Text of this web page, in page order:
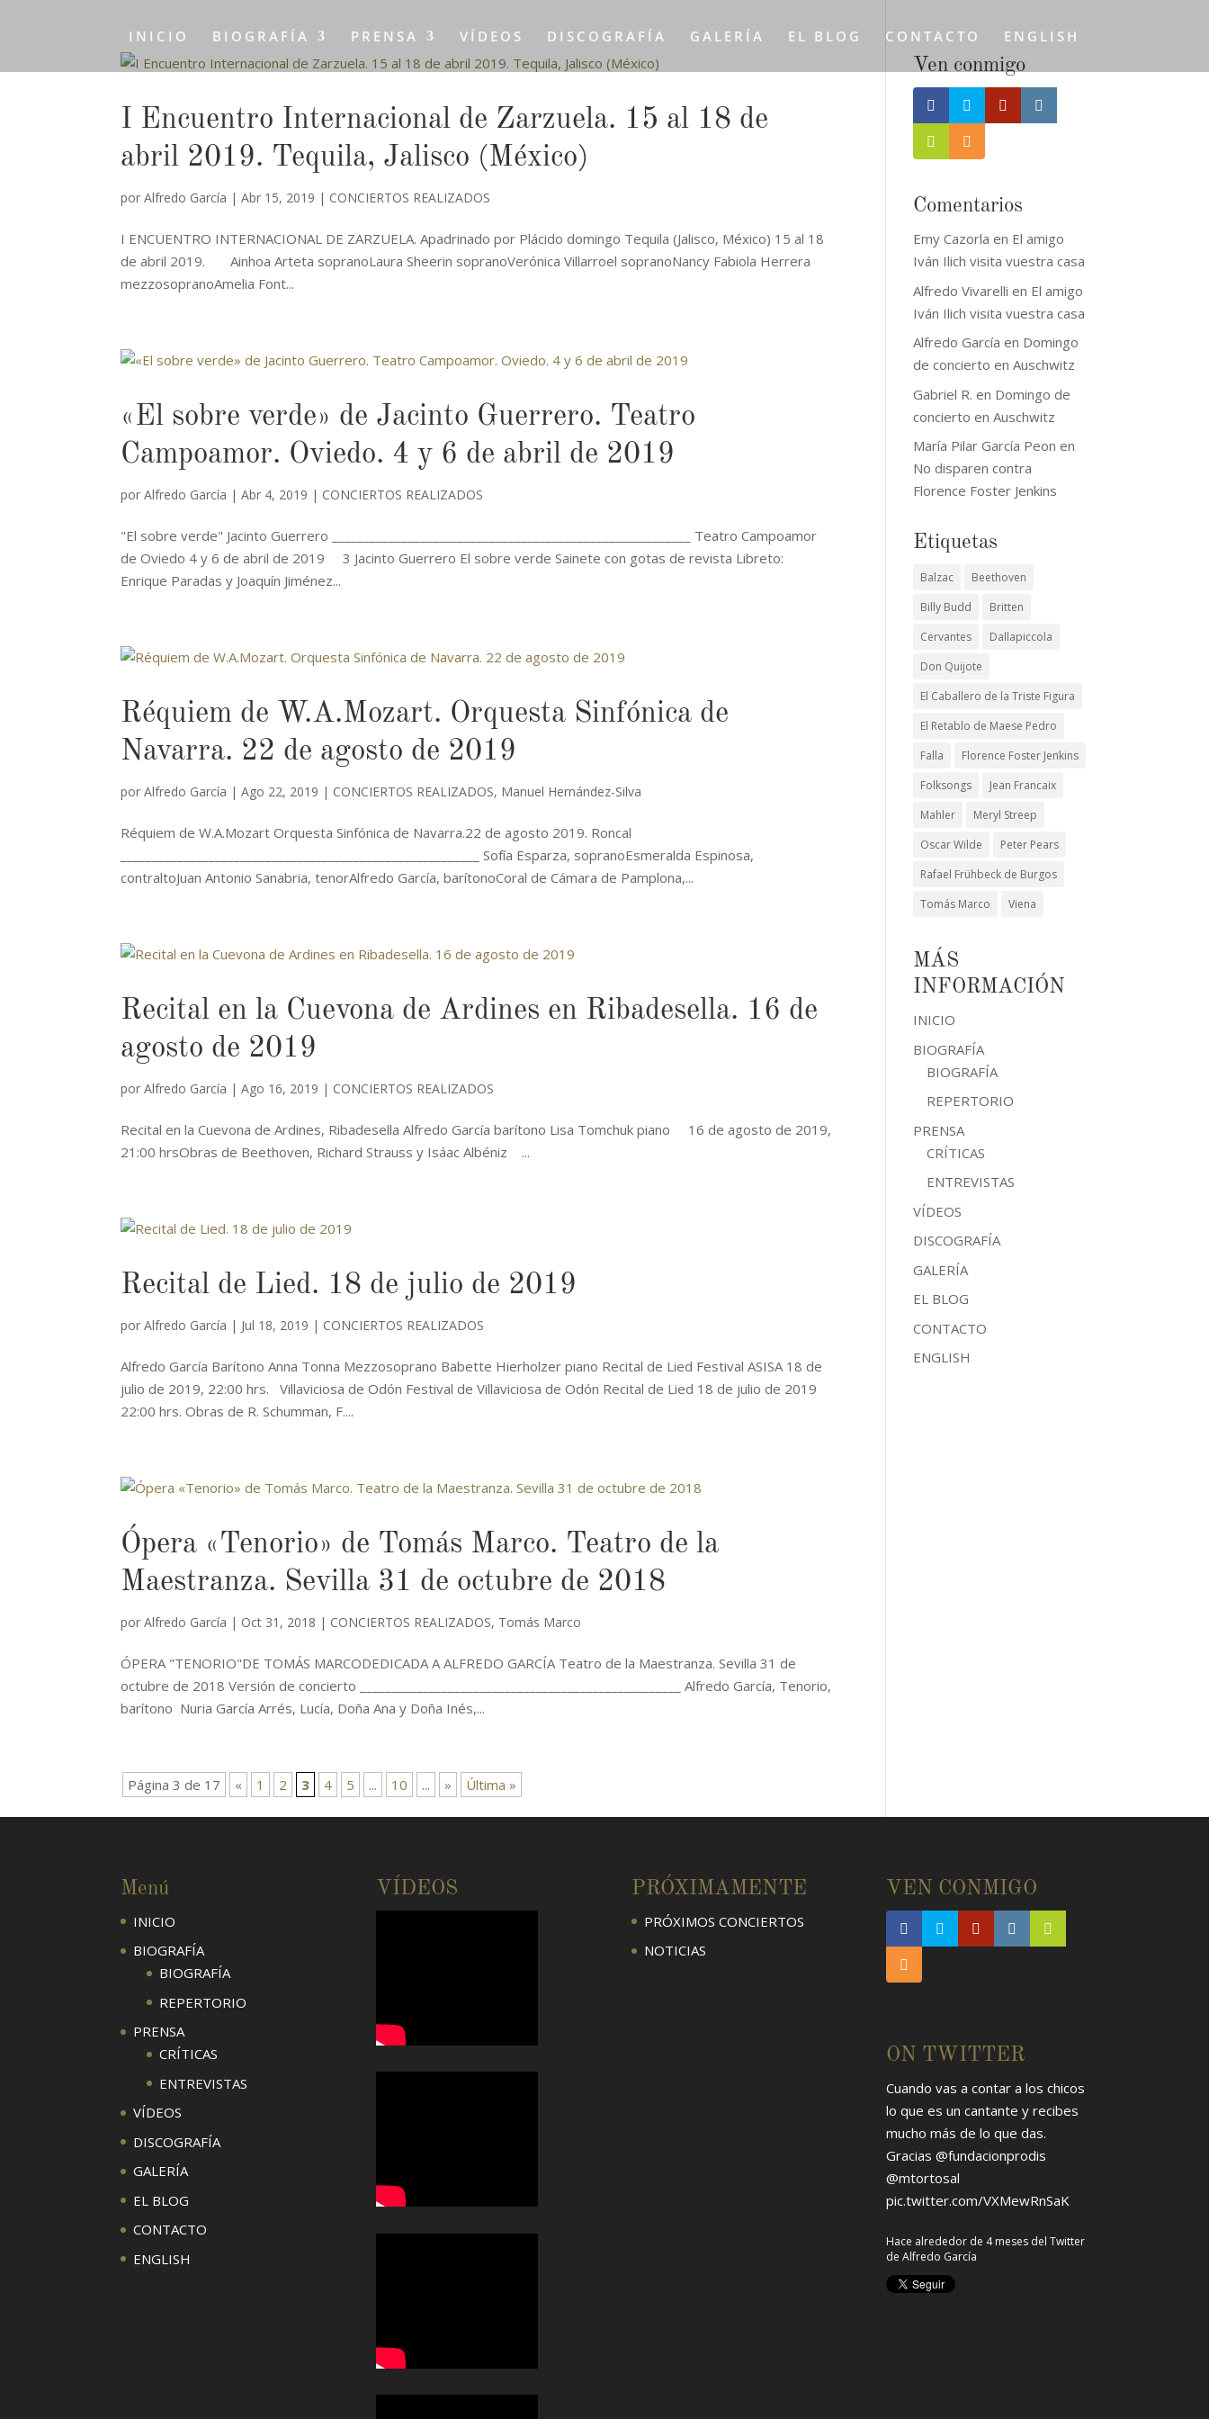
INICIO BIOGRAFÍA PRENSA VÍDEOS DISCOGRAFÍA GALERÍA EL BLOG CONTACTO ENGLISH
I Encuentro Internacional de Zarzuela. 15 al 18 de
abril 2019. Tequila, Jalisco (México)
porAlfredo García |Abr 15, 2019 | CONCIERTOS REALIZADOS
I ENCUENTRO INTERNACIONAL DE ZARZUELA. Apadrinado por Plácido domingo Tequila (Jalisco, México) 15 al 18
de abril 2019. Ainhoa Arteta sopranoLaura Sheerin sopranoVerónica Villarroel sopranoNancy Fabiola Herrera
mezzosopranoAmelia Font...
«El sobre verde» de Jacinto Guerrero. Teatro
Campoamor. Oviedo. 4 y 6 de abril de 2019
porAlfredo García |Abr 4, 2019 | CONCIERTOS REALIZADOS
"El sobre verde" Jacinto Guerrero _________________________________________________________ Teatro Campoamor
de Oviedo 4 y 6 de abril de 2019 3 Jacinto Guerrero El sobre verde Sainete con gotas de revista Libreto:
Enrique Paradas y Joaquín Jiménez...
Réquiem de W.A.Mozart. Orquesta Sinfónica de
Navarra. 22 de agosto de 2019
porAlfredo García |Ago 22, 2019 | CONCIERTOS REALIZADOS, Manuel Hernández-Silva
Réquiem de W.A.Mozart Orquesta Sinfónica de Navarra.22 de agosto 2019. Roncal
_________________________________________________________ Sofía Esparza, sopranoEsmeralda Espinosa,
contraltoJuan Antonio Sanabria, tenorAlfredo García, barítonoCoral de Cámara de Pamplona,...
Recital en la Cuevona de Ardines en Ribadesella. 16 de
agosto de 2019
porAlfredo García |Ago 16, 2019 | CONCIERTOS REALIZADOS
Recital en la Cuevona de Ardines, Ribadesella Alfredo García barítono Lisa Tomchuk piano 16 de agosto de 2019,
21:00 hrsObras de Beethoven, Richard Strauss y Isáac Albéniz ...
Recital de Lied. 18 de julio de 2019
porAlfredo García | Jul 18, 2019 | CONCIERTOS REALIZADOS
Alfredo García Barítono Anna Tonna Mezzosoprano Babette Hierholzer piano Recital de Lied Festival ASISA 18 de
julio de 2019, 22:00 hrs. Villaviciosa de Odón Festival de Villaviciosa de Odón Recital de Lied 18 de julio de 2019
22:00 hrs. Obras de R. Schumman, F....
Ópera «Tenorio» de Tomás Marco. Teatro de la
Maestranza. Sevilla 31 de octubre de 2018
porAlfredo García | Oct 31, 2018 | CONCIERTOS REALIZADOS, Tomás Marco
ÓPERA "TENORIO"DE TOMÁS MARCODEDICADA A ALFREDO GARCÍA Teatro de la Maestranza. Sevilla 31 de
octubre de 2018 Versión de concierto ___________________________________________________ Alfredo García, Tenorio,
barítono Nuria García Arrés, Lucía, Doña Ana y Doña Inés,...
Página 3 de 17 « 1 2 3 4 5 ... 10 ... » Última »
Ven conmigo
Comentarios
Emy Cazorla en El amigo
Iván Ilich visita vuestra casa
Alfredo Vivarelli en El amigo
Iván Ilich visita vuestra casa
Alfredo García en Domingo
de concierto en Auschwitz
Gabriel R. en Domingo de
concierto en Auschwitz
María Pilar García Peon en
No disparen contra
Florence Foster Jenkins
Etiquetas
Balzac
Beethoven
Billy Budd
Britten
Cervantes
Dallapiccola
Don Quijote
El Caballero de la Triste Figura
El Retablo de Maese Pedro
Falla
Florence Foster Jenkins
Folksongs
Jean Francaix
Mahler
Meryl Streep
Oscar Wilde
Peter Pears
Rafael Frühbeck de Burgos
Tomás Marco
Viena
MÁS
INFORMACIÓN
INICIO
BIOGRAFÍA
BIOGRAFÍA
REPERTORIO
PRENSA
CRÍTICAS
ENTREVISTAS
VÍDEOS
DISCOGRAFÍA
GALERÍA
EL BLOG
CONTACTO
ENGLISH
Menú
INICIO
BIOGRAFÍA
BIOGRAFÍA
REPERTORIO
PRENSA
CRÍTICAS
ENTREVISTAS
VÍDEOS
DISCOGRAFÍA
GALERÍA
EL BLOG
CONTACTO
ENGLISH
VÍDEOS PRÓXIMAMENTE
PRÓXIMOS CONCIERTOS
NOTICIAS
VEN CONMIGO
ON TWITTER
Cuando vas a contar a los chicos
lo que es un cantante y recibes
mucho más de lo que das.
Gracias@fundacionprodis
@mtortosal
pic.twitter.com/VXMewRnSaK
Hace alrededor de 4 meses del Twitter
deAlfredo García